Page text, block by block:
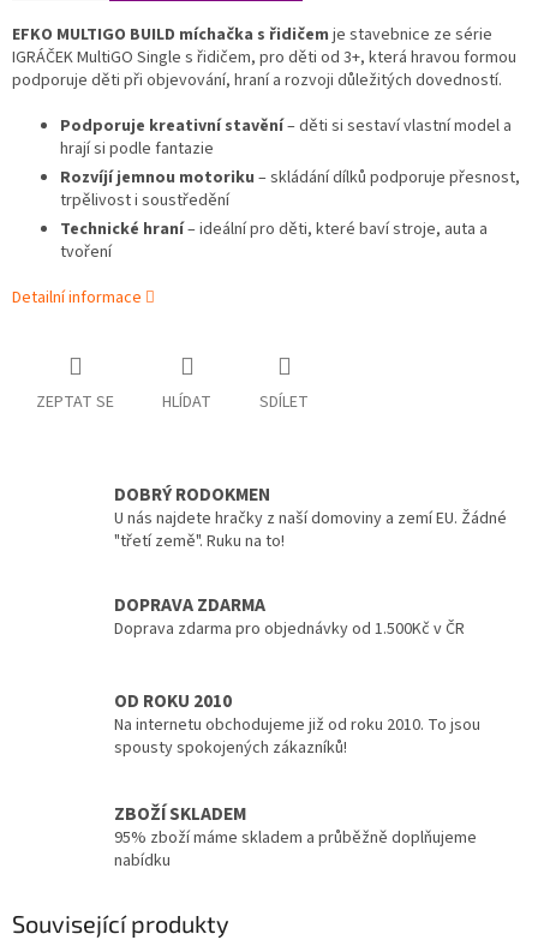
EFKO MULTIGO BUILD míchačka s řidičem je stavebnice ze série
IGRÁČEK MultiGO Single s řidičem, pro děti od 3+, která hravou formou
podporuje děti při objevování, hraní a rozvoji důležitých dovedností.
Podporuje kreativní stavění– děti si sestaví vlastní model a
hrají si podle fantazie
Rozvíjí jemnou motoriku – skládání dílků podporuje přesnost,
trpělivost i soustředění
Technické hraní– ideální pro děti, které baví stroje, auta a
tvoření
Detailní informace
ZEPTAT SE HLÍDAT SDÍLET
DOBRÝ RODOKMEN
U nás najdete hračky z naší domoviny a zemí EU. Žádné
"třetí země". Ruku na to!
DOPRAVA ZDARMA
Doprava zdarma pro objednávky od 1.500Kč v ČR
OD ROKU 2010
Na internetu obchodujeme již od roku 2010. To jsou
spousty spokojených zákazníků!
ZBOŽÍ SKLADEM
95% zboží máme skladem a průběžně doplňujeme
nabídku
Související produkty